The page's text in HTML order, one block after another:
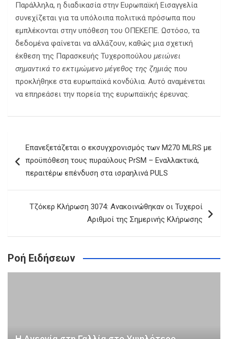
Παράλληλα, η διαδικασία στην Ευρωπαϊκή Εισαγγελία
συνεχίζεται για τα υπόλοιπα πολιτικά πρόσωπα που
εμπλέκονται στην υπόθεση του ΟΠΕΚΕΠΕ. Ωστόσο, τα
δεδομένα φαίνεται να αλλάζουν, καθώς μια σχετική
έκθεση της Παρασκευής Τυχεροπούλου μειώνει
σημαντικά το εκτιμώμενο μέγεθος της ζημιάς που
προκλήθηκε στα ευρωπαϊκά κονδύλια. Αυτό αναμένεται
να επηρεάσει την πορεία της ευρωπαϊκής έρευνας.
άρθρων
Επανεξετάζεται ο εκσυγχρονισμός των M270 MLRS με
προϋπόθεση τους πυραύλους PrSM – Εναλλακτικά,
περαιτέρω επένδυση στα ισραηλινά PULS
Τζόκερ Κλήρωση 3074: Ανακοινώθηκαν οι Τυχεροί
Αριθμοί της Σημερινής Κλήρωσης
Ροή Ειδήσεων